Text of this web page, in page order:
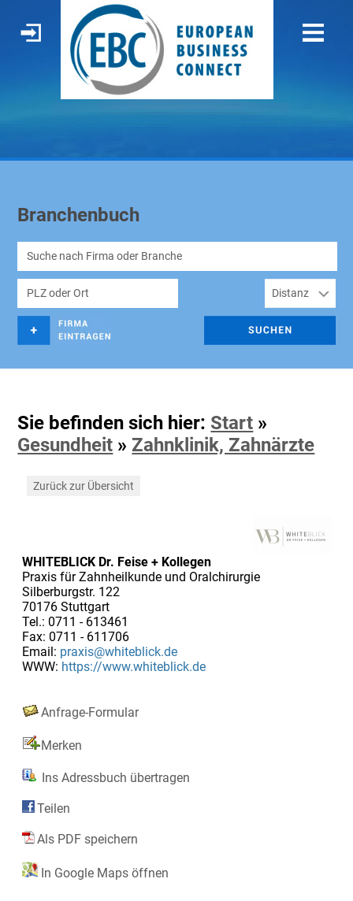
Branchenbuch
Sie befinden sich hier: Start »
Gesundheit » Zahnklinik, Zahnärzte
Zurück zur Übersicht
WHITEBLICK Dr. Feise + Kollegen
Praxis für Zahnheilkunde und Oralchirurgie
Silberburgstr. 122
70176 Stuttgart
Tel.: 0711 - 613461
Fax: 0711 - 611706
Email: praxis@whiteblick.de
WWW: https://www.whiteblick.de
Anfrage-Formular
Merken
Ins Adressbuch übertragen
Teilen
Als PDF speichern
In Google Maps öffnen